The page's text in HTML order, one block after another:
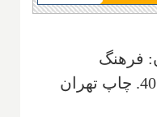
فرهنگ
خاور‌شناسان‌ جلد اول ص401.‌ چاپ تهران